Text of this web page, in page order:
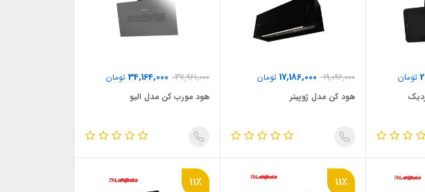
تومان
19,096,000
17,186,000 تومان
هود کن مدل ژوپیتر
37,961,000
34,164,000 تومان
هود مورب کن مدل الیو
11٪ 11٪